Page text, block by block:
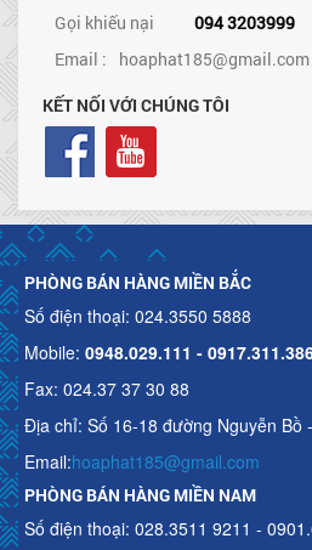
Gọi khiếu nại
094 3203999
Email : hoaphat185@gmail.com
KẾT NỐI VỚI CHÚNG TÔI
PHÒNG BÁN HÀNG MIỀN BẮC
Số điện thoại: 024.3550 5888
Mobile: 0948.029.111 -
Fax: 024.37 37 30 88
Địa chỉ: Số 16-18 đường Nguyễn Bồ
Email:hoaphat185@gmail.com
PHÒNG BÁN HÀNG MIỀN NAM
Số điện thoại: 028.3511 9211 -